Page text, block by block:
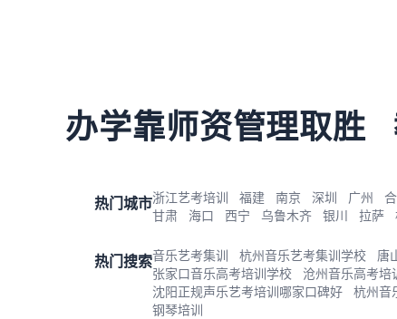
办学靠师资管理取胜
热门城市浙江艺考培训 福建 南京 深圳 广州
甘肃
海口 西宁 乌鲁木齐 银川 拉萨
热门搜索音乐艺考集训 杭州音乐艺考集训学校 唐
张家口音乐高考培训学校
沧州音乐高考培
沈阳正规声乐艺考培训哪家口碑好
杭州音
钢琴培训